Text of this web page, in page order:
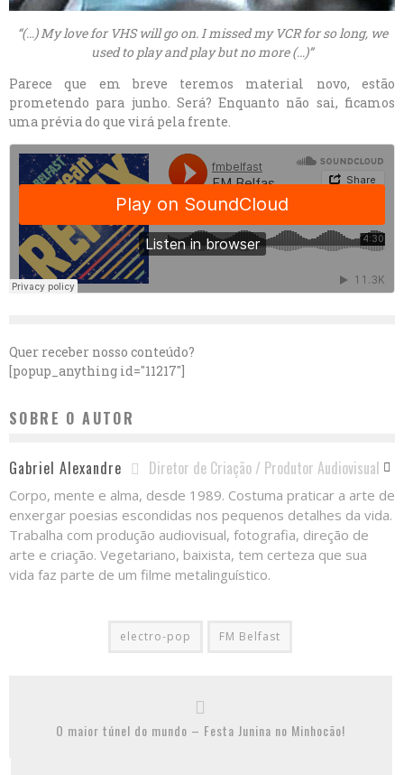
“(…) My love for VHS will go on. I missed my VCR for so long, we
used to play and play but no more (…)”
Parece que em breve teremos material novo, estão
prometendo para junho. Será? Enquanto não sai, ficamos
uma prévia do que virá pela frente.
Quer receber nosso conteúdo?
[popup_anything id="11217"]
SOBRE O AUTOR
Gabriel Alexandre Diretor de Criação / Produtor Audiovisual
Corpo, mente e alma, desde 1989. Costuma praticar a arte de
enxergar poesias escondidas nos pequenos detalhes da vida.
Trabalha com produção audiovisual, fotografia, direção de
arte e criação. Vegetariano, baixista, tem certeza que sua
vida faz parte de um filme metalinguístico.
electro-pop FM Belfast
O maior túnel do mundo – Festa Junina no Minhocão!